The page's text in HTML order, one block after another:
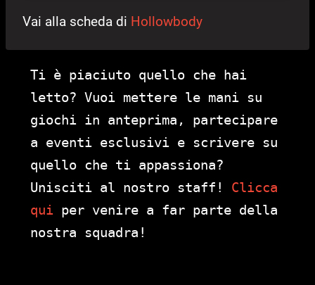
Vai alla scheda di Hollowbody
Ti è piaciuto quello che hai
letto? Vuoi mettere le mani su
giochi in anteprima, partecipare
a eventi esclusivi e scrivere su
quello che ti appassiona?
Unisciti al nostro staff! Clicca
qui per venire a far parte della
nostra squadra!